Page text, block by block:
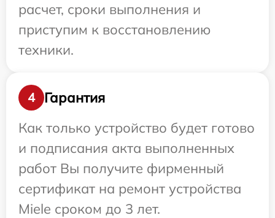
расчет, сроки выполнения и
приступим к восстановлению
техники.
4
Гарантия
Как только устройство будет готово
и подписания акта выполненных
работ Вы получите фирменный
сертификат на ремонт устройства
Miele сроком до 3 лет.